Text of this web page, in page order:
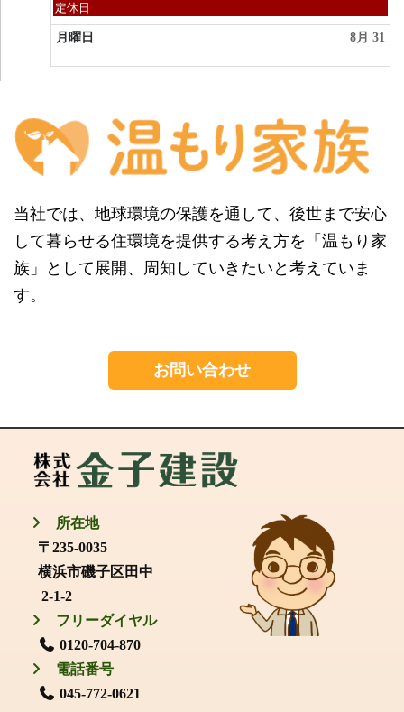
日
曜
日,
8
月
定休日
月曜日 8月 31
当社では、地球環境の保護を通して、後世まで安心
して暮らせる住環境を提供する考え方を「温もり家
族」として展開、周知していきたいと考えていま
す。
お問い合わせ
所在地
〒235-0035
横浜市磯子区田中
2-1-2
フリーダイヤル
0120-704-870
電話番号
045-772-0621